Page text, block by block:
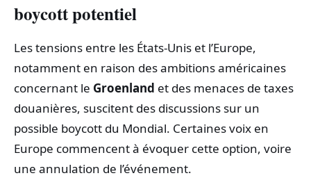
boycott potentiel
Les tensions entre les États-Unis et l’Europe,
notamment en raison des ambitions américaines
concernant le Groenland et des menaces de taxes
douanières, suscitent des discussions sur un
possible boycott du Mondial. Certaines voix en
Europe commencent à évoquer cette option, voire
une annulation de l’événement.